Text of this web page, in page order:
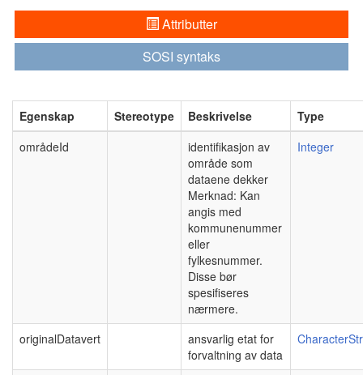
Attributter
SOSI syntaks
Egenskap Stereotype Beskrivelse
Type
områdeId
identifikasjon av
område som
dataene dekker
Merknad: Kan
angis med
kommunenummer
eller
fylkesnummer.
Disse bør
spesifiseres
nærmere.
Integer
originalDatavert
ansvarlig etat for
forvaltning av data